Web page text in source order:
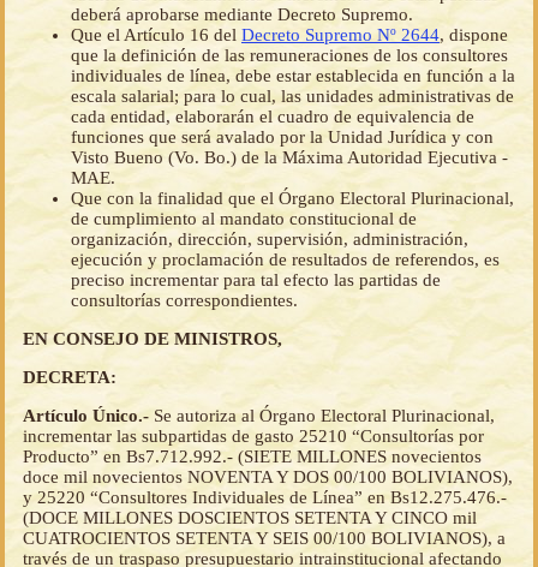
deberá aprobarse mediante Decreto Supremo.
Que el Artículo 16 del Decreto Supremo Nº 2644, dispone
que la definición de las remuneraciones de los consultores
individuales de línea, debe estar establecida en función a la
escala salarial; para lo cual, las unidades administrativas de
cada entidad, elaborarán el cuadro de equivalencia de
funciones que será avalado por la Unidad Jurídica y con
Visto Bueno (Vo. Bo.) de la Máxima Autoridad Ejecutiva -
MAE.
Que con la finalidad que el Órgano Electoral Plurinacional,
de cumplimiento al mandato constitucional de
organización, dirección, supervisión, administración,
ejecución y proclamación de resultados de referendos, es
preciso incrementar para tal efecto las partidas de
consultorías correspondientes.
EN CONSEJO DE MINISTROS,
DECRETA:
Artículo Único.- Se autoriza al Órgano Electoral Plurinacional,
incrementar las subpartidas de gasto 25210 “Consultorías por
Producto” en Bs7.712.992.- (SIETE MILLONES novecientos
doce mil novecientos NOVENTA Y DOS 00/100 BOLIVIANOS),
y 25220 “Consultores Individuales de Línea” en Bs12.275.476.-
(DOCE MILLONES DOSCIENTOS SETENTA Y CINCO mil
CUATROCIENTOS SETENTA Y SEIS 00/100 BOLIVIANOS), a
través de un traspaso presupuestario intrainstitucional afectando